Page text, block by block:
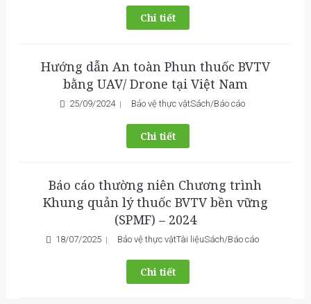
Chi tiết
Hướng dẫn An toàn Phun thuốc BVTV
bằng UAV/ Drone tại Việt Nam
25/09/2024 Bảo vệ thực vậtSách/Báo cáo
Chi tiết
Báo cáo thường niên Chương trình
Khung quản lý thuốc BVTV bền vững
(SPMF) – 2024
18/07/2025 Bảo vệ thực vậtTài liệuSách/Báo cáo
Chi tiết